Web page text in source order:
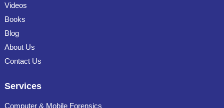
Videos
Books
Blog
About Us
Contact Us
Services
Computer & Mobile Forensics